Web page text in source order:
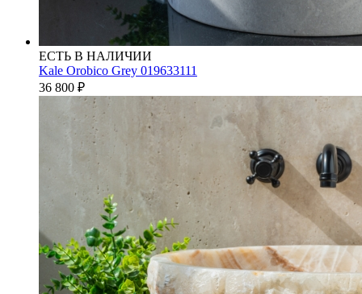
ЕСТЬ В НАЛИЧИИ
Kale Orobico Grey 019633111
36 800 ₽